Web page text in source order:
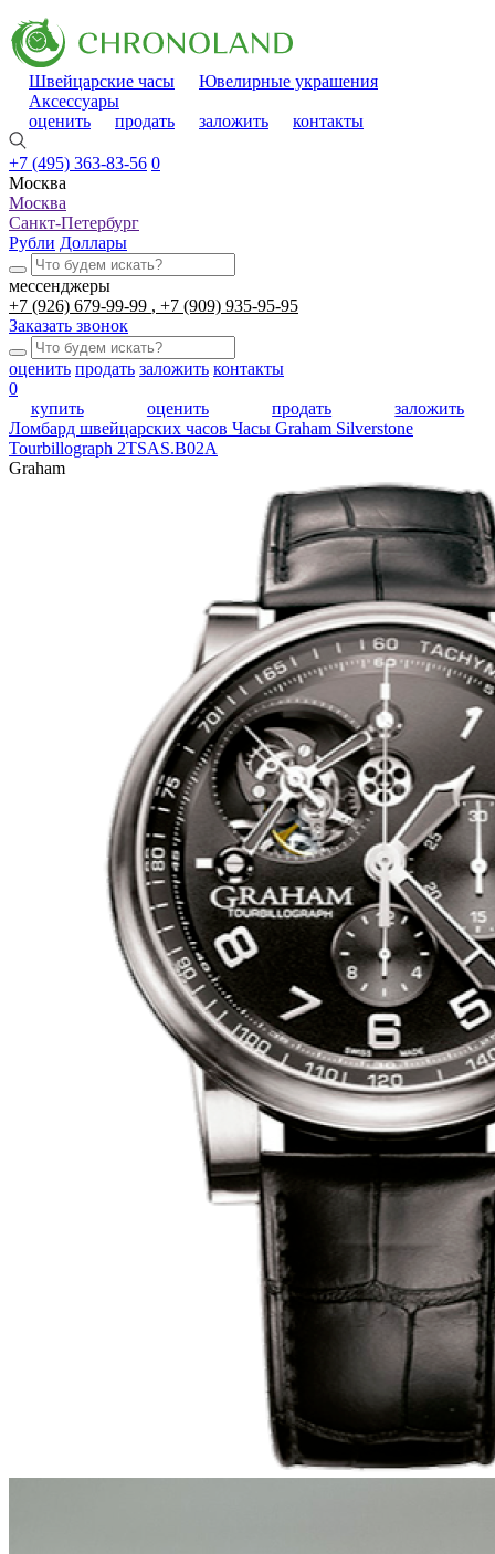
Швейцарские часы
Ювелирные украшения
Аксессуары
оценить
продать заложить контакты
+7 (495) 363-83-56 0
Москва
Москва
Санкт-Петербург
Рубли Доллары
мессенджеры
+7 (926) 679-99-99
+7 (909) 935-95-95
Заказать звонок
оценить продать заложить контакты
0
купить
оценить продать
заложить
Ломбард швейцарских часов Часы Graham Silverstone
Tourbillograph 2TSAS.B02A
Graham